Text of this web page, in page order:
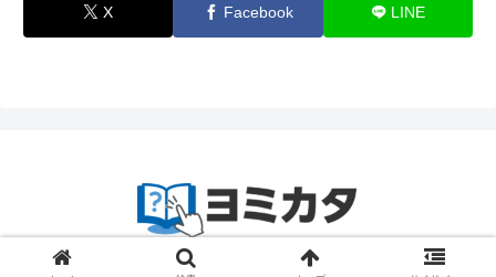
X Facebook LINE
© 2023-2024 zetta segment Inc